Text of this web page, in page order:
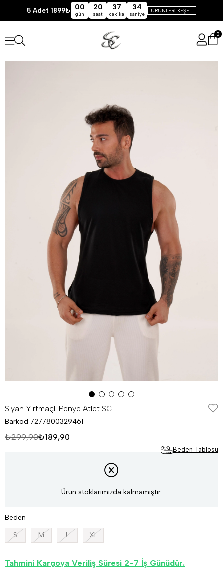
5 Adet 1899₺ 00
gün
20
saat
37
dakika
34
saniye
ÜRÜNLERİ KEŞET
0
Siyah Yırtmaçlı Penye Atlet SC
Barkod 7277800329461
₺299,90₺189,90
Beden Tablosu
Ürün stoklarımızda kalmamıştır.
Beden
S M L XL
Tahmini Kargoya Veriliş Süresi 2-7 İş Günüdür.